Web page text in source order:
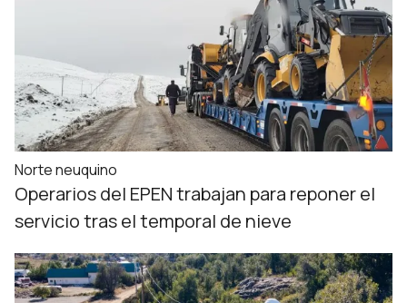
Norte neuquino
Operarios del EPEN trabajan para reponer el
servicio tras el temporal de nieve